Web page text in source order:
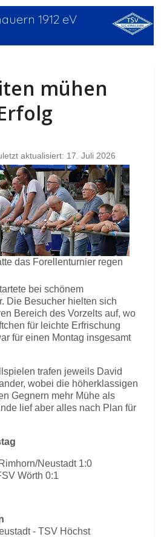
1912 eV
mühen
aktualisiert: 17. Juli 2026
das Forellenturnier regen
bei schönem
Die Besucher hielten sich
Bereich des Vorzelts auf, wo
für leichte Erfrischung
für einen Montag insgesamt
trafen jeweils David
wobei die höherklassigen
Gegnern mehr Mühe als
lief aber alles nach Plan für
Neustadt 1:0
Wörth 0:1
- TSV Höchst